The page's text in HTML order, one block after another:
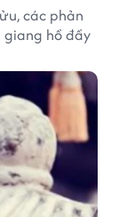
các phản
giang hồ đầy